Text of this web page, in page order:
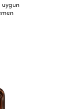
uygun